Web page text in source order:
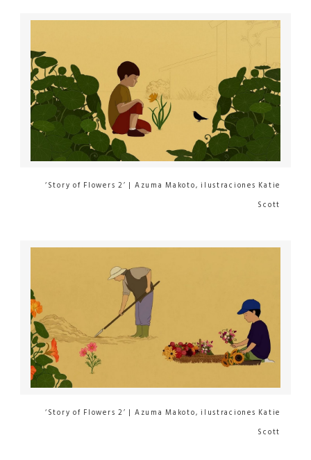
‘Story of Flowers 2’ | Azuma Makoto, ilustraciones Katie
Scott
‘Story of Flowers 2’ | Azuma Makoto, ilustraciones Katie
Scott